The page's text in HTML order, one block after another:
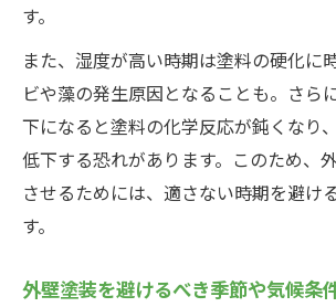
す。
また、湿度が高い時期は塗料の硬化に
ビや藻の発生原因となることも。さら
下になると塗料の化学反応が鈍くなり
低下する恐れがあります。このため、
させるためには、適さない時期を避け
す。
外壁塗装を避けるべき季節や気候条